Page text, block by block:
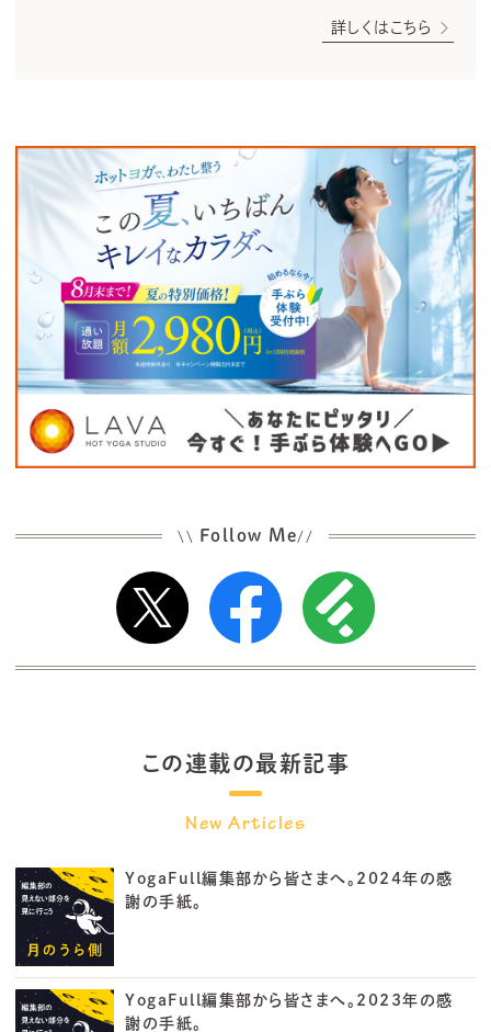
詳しくはこちら
\\ Follow Me//
この連載の最新記事
YogaFull編集部から皆さまへ。2024年の感
謝の手紙。
YogaFull編集部から皆さまへ。2023年の感
謝の手紙。